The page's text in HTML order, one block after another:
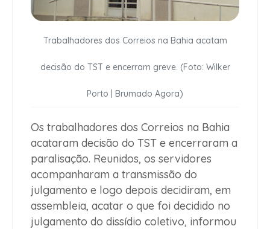
Trabalhadores dos Correios na Bahia acatam
decisão do TST e encerram greve. (Foto: Wilker
Porto | Brumado Agora)
Os trabalhadores dos Correios na Bahia
acataram decisão do TST e encerraram a
paralisação. Reunidos, os servidores
acompanharam a transmissão do
julgamento e logo depois decidiram, em
assembleia, acatar o que foi decidido no
julgamento do dissídio coletivo, informou